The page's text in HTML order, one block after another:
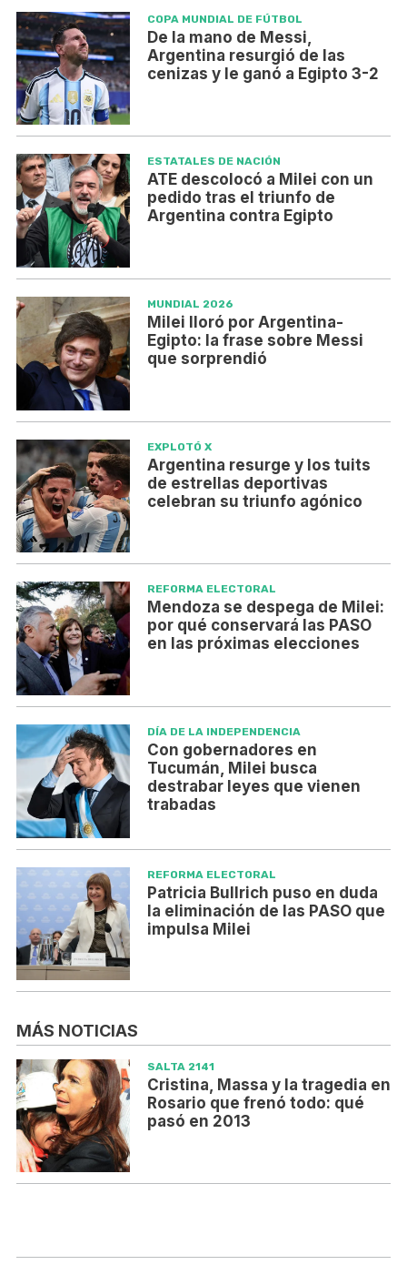
COPA MUNDIAL DE FÚTBOL
De la mano de Messi,
Argentina resurgió de las
cenizas y le ganó a Egipto 3-2
ESTATALES DE NACIÓN
ATE descolocó a Milei con un
pedido tras el triunfo de
Argentina contra Egipto
MUNDIAL 2026
Milei lloró por Argentina-
Egipto: la frase sobre Messi
que sorprendió
EXPLOTÓ X
Argentina resurge y los tuits
de estrellas deportivas
celebran su triunfo agónico
REFORMA ELECTORAL
Mendoza se despega de Milei:
por qué conservará las PASO
en las próximas elecciones
DÍA DE LA INDEPENDENCIA
Con gobernadores en
Tucumán, Milei busca
destrabar leyes que vienen
trabadas
REFORMA ELECTORAL
Patricia Bullrich puso en duda
la eliminación de las PASO que
impulsa Milei
MÁS NOTICIAS
SALTA 2141
Cristina, Massa y la tragedia en
Rosario que frenó todo: qué
pasó en 2013